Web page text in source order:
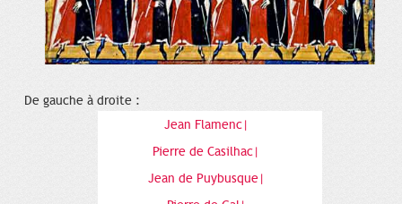
De gauche à droite :
Jean Flamenc|
Pierre de Casilhac|
Jean de Puybusque|